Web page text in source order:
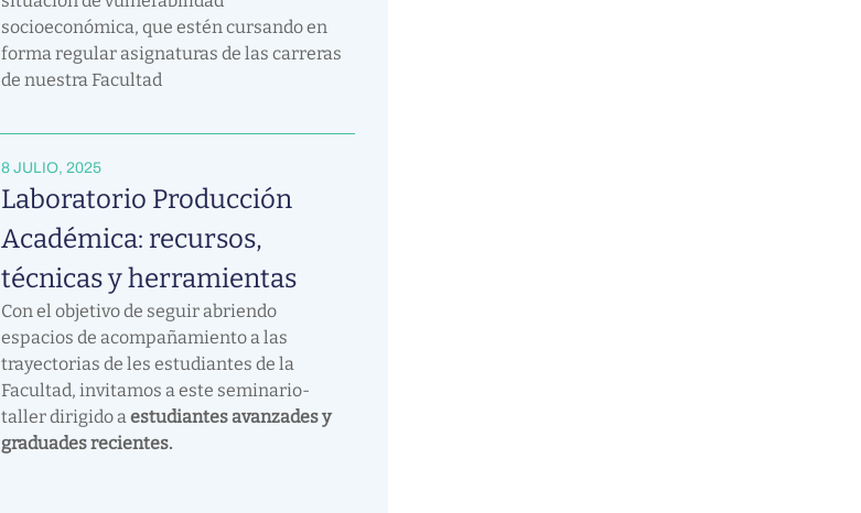
socioeconómica, que estén cursando en
forma regular asignaturas de las carreras
de nuestra Facultad
8 JULIO, 2025
Laboratorio Producción
Académica: recursos,
técnicas y herramientas
Con el objetivo de seguir abriendo
espacios de acompañamiento a las
trayectorias de les estudiantes de la
Facultad, invitamos a este seminario-
taller dirigido aestudiantes avanzades y
graduades recientes.